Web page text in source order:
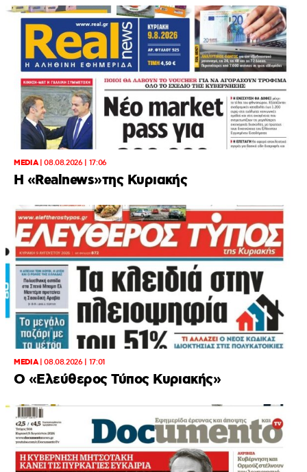
MEDIA|08.08.2026 | 17:06
Η «Realnews»της Κυριακής
MEDIA|08.08.2026 | 17:01
Ο «Eλεύθερος Τύπος Κυριακής»